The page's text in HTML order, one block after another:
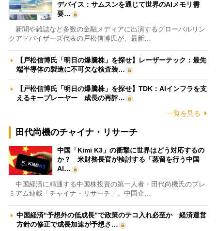
デバイス：サムスンを通じて世界のAIメモリ需
要…
新聞や雑誌など多数の金融メディアに出演するグローバルリン
クアドバイザーズ代表の戸松信博氏が、最新…
【戸松信博氏「明日の爆騰株」を探せ】レーザーテック：最先
端半導体の製造に不可欠な検査装…
【戸松信博氏「明日の爆騰株」を探せ】TDK：AIインフラを支
えるキープレーヤー 成長の再評…
一覧を見る
田代尚機のチャイナ・リサーチ
中国「Kimi K3」の衝撃に世界はどう対応するの
か？ 米財務長官が検討する「蒸留を行う中国
AI…
中国経済に精通する中国株投資の第一人者・田代尚機氏のプレ
ミアム連載「チャイナ・リサーチ」。中国企…
中国経済“予想外の低成長”で政策のテコ入れ必至か 経済運営
方針の修正で成長加速が予想さ…